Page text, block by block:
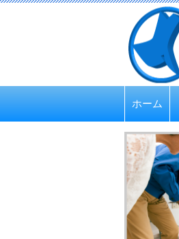
ホーム